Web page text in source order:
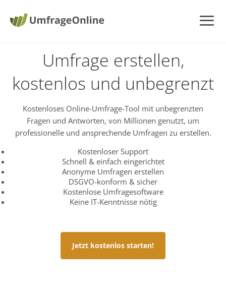
Umfrage erstellen,
kostenlos und unbegrenzt
Kostenloses Online-Umfrage-Tool mit unbegrenzten
Fragen und Antworten, von Millionen genutzt, um
professionelle und ansprechende Umfragen zu erstellen.
Kostenloser Support
Schnell & einfach eingerichtet
Anonyme Umfragen erstellen
DSGVO-konform & sicher
Kostenlose Umfragesoftware
Keine IT-Kenntnisse nötig
Jetzt kostenlos starten!